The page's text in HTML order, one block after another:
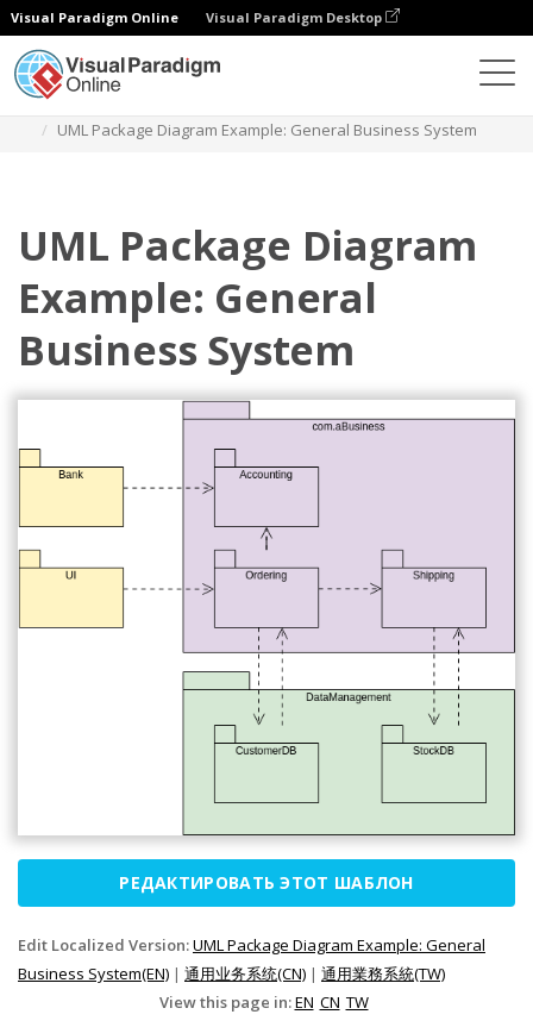
Visual Paradigm Online Visual Paradigm Desktop
UML Package Diagram Example: General Business System
UML Package Diagram
Example: General
Business System
РЕДАКТИРОВАТЬ ЭТОТ ШАБЛОН
Edit Localized Version:UML Package Diagram Example: General
Business System(EN) | 通用业务系统(CN) | 通用業務系統(TW)
View this page in:EN CN TW